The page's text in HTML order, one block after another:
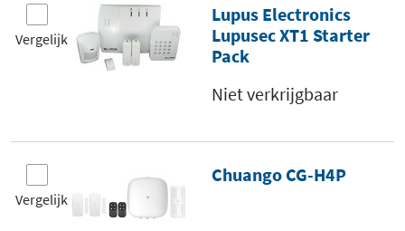
Vergelijk
Lupus Electronics
Lupusec XT1 Starter
Pack
Niet verkrijgbaar
Vergelijk
Chuango CG-H4P